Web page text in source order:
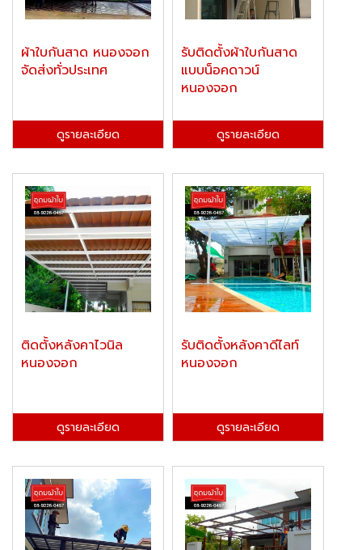
ผ้าใบกันสาด หนองจอก
จัดส่งทั่วประเทศ
ดูรายละเอียด
รับติดตั้งผ้าใบกันสาด
แบบน็อคดาวน์
หนองจอก
ดูรายละเอียด
ติดตั้งหลังคาไวนิล
หนองจอก
ดูรายละเอียด
รับติดตั้งหลังคาดีไลท์
หนองจอก
ดูรายละเอียด